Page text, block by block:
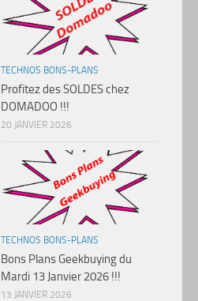
TECHNOS BONS-PLANS
Profitez des SOLDES chez
DOMADOO !!!
20 JANVIER 2026
TECHNOS BONS-PLANS
Bons Plans Geekbuying du
Mardi 13 Janvier 2026 !!!
13 JANVIER 2026